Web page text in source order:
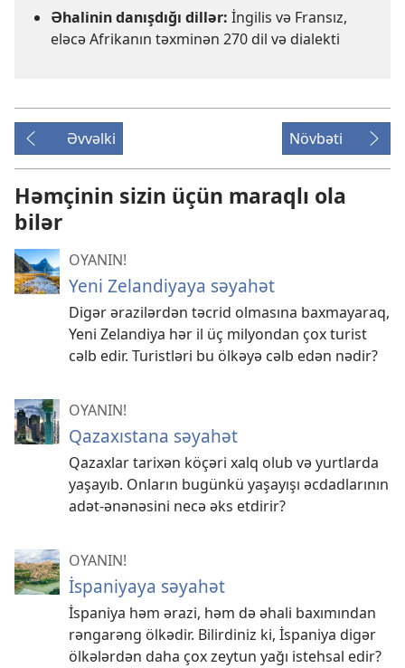
Əhalinin danışdığı dillər: İngilis və Fransız,
eləcə Afrikanın təxminən 270 dil və dialekti
Əvvəlki Növbəti
Həmçinin sizin üçün maraqlı ola
bilər
OYANIN!
Yeni Zelandiyaya səyahət
Digər ərazilərdən təcrid olmasına baxmayaraq,
Yeni Zelandiya hər il üç milyondan çox turist
cəlb edir. Turistləri bu ölkəyə cəlb edən nədir?
OYANIN!
Qazaxıstana səyahət
Qazaxlar tarixən köçəri xalq olub və yurtlarda
yaşayıb. Onların bugünkü yaşayışı əcdadlarının
adət-ənənəsini necə əks etdirir?
OYANIN!
İspaniyaya səyahət
İspaniya həm ərazi, həm də əhali baxımından
rəngarəng ölkədir. Bilirdiniz ki, İspaniya digər
ölkələrdən daha çox zeytun yağı istehsal edir?